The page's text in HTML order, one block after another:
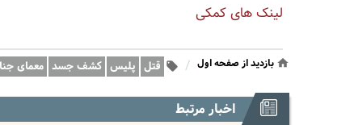
لینک های کمکی
بازدید از صفحه اول / قتل پلیس کشف جسد معمای
اخبار مرتبط